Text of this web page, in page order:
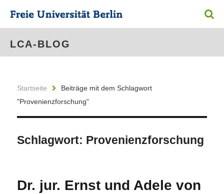
LCA-BLOG
Startseite
Beiträge mit dem Schlagwort
"Provenienzforschung"
Schlagwort: Provenienzforschung
Dr. jur. Ernst und Adele von